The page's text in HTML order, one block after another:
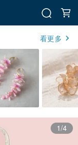
看更多
1/4